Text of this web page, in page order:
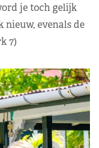
je toch gelijk
evenals de
7)